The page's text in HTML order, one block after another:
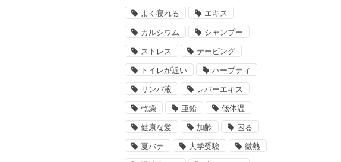
よく寝れる エキス
カルシウム シャンプー
ストレス テーピング
トイレが近い ハーブティ
リンパ液 レバーエキス
乾燥 亜鉛 低体温
健康な髪 加齢 困る
夏バテ 大学受験 微熱